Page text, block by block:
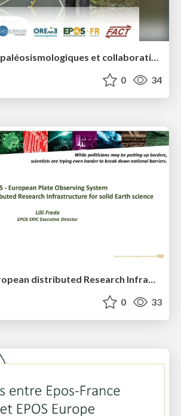
0 34
EPOS - The European distributed Research Infrastructure for solid Earth science
0 33